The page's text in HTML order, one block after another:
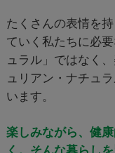
たくさんの表情を
ていく私たちに必
ュラル」ではなく
ュリアン・ナチュ
います。
楽しみながら、健